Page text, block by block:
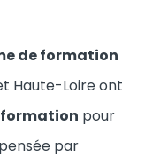
de formation
Haute-Loire ont
pour
par